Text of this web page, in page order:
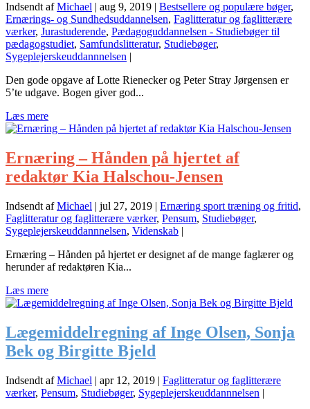
Indsendt afMichael | aug 9, 2019 | Bestsellere og populære bøger,
Ernærings- og Sundhedsuddannelsen, Faglitteratur og faglitterære
værker, Jurastuderende, Pædagoguddannelsen - Studiebøger til
pædagogstudiet, Samfundslitteratur, Studiebøger,
Sygeplejerskeuddannnelsen |
Den gode opgave af Lotte Rienecker og Peter Stray Jørgensen er
5’te udgave. Bogen giver god...
Læs mere
Ernæring – Hånden på hjertet af
redaktør Kia Halschou-Jensen
Indsendt afMichael | jul 27, 2019 | Ernæring sport træning og fritid,
Faglitteratur og faglitterære værker, Pensum, Studiebøger,
Sygeplejerskeuddannnelsen, Videnskab |
Ernæring – Hånden på hjertet er designet af de mange faglærer og
herunder af redaktøren Kia...
Læs mere
Lægemiddelregning af Inge Olsen, Sonja
Bek og Birgitte Bjeld
Indsendt afMichael | apr 12, 2019 | Faglitteratur og faglitterære
værker, Pensum, Studiebøger, Sygeplejerskeuddannnelsen |